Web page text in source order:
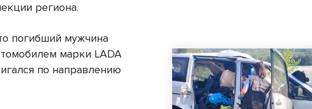
региона.
погибший мужчина
марки LADA
по направлению